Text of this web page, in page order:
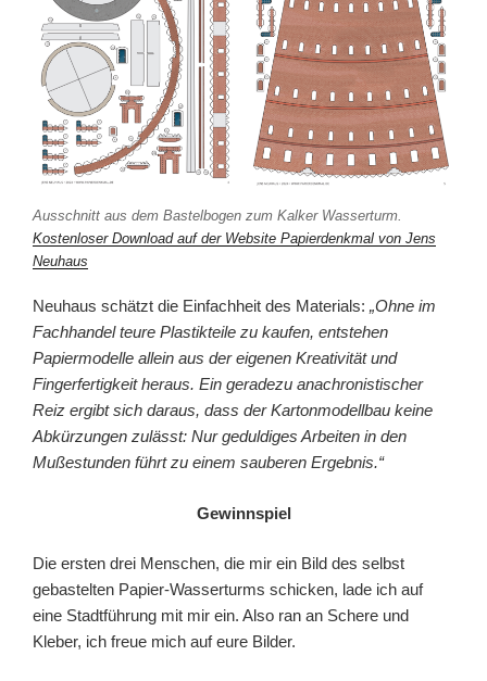
Ausschnitt aus dem Bastelbogen zum Kalker Wasserturm.
Kostenloser Download auf der Website Papierdenkmal von Jens
Neuhaus
Neuhaus schätzt die Einfachheit des Materials: „Ohne im
Fachhandel teure Plastikteile zu kaufen, entstehen
Papiermodelle allein aus der eigenen Kreativität und
Fingerfertigkeit heraus. Ein geradezu anachronistischer
Reiz ergibt sich daraus, dass der Kartonmodellbau keine
Abkürzungen zulässt: Nur geduldiges Arbeiten in den
Mußestunden führt zu einem sauberen Ergebnis.“
Gewinnspiel
Die ersten drei Menschen, die mir ein Bild des selbst
gebastelten Papier-Wasserturms schicken, lade ich auf
eine Stadtführung mit mir ein. Also ran an Schere und
Kleber, ich freue mich auf eure Bilder.